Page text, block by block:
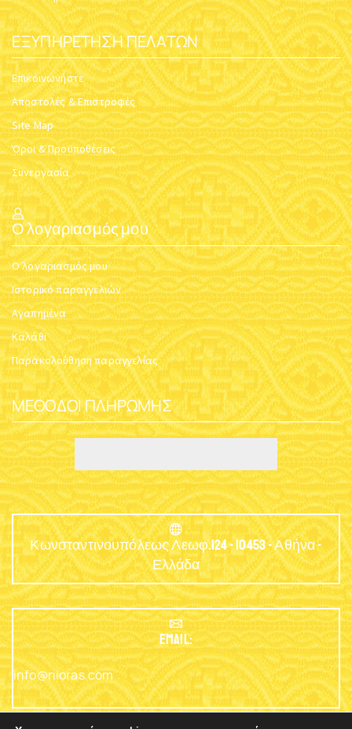
ΕΞΥΠΗΡΈΤΗΣΗ ΠΕΛΑΤΏΝ
Επικοινωνήστε
Αποστολές & Επιστροφές
Site Map
Όροι & Προϋποθέσεις
Συνεργασία
Ο λογαριασμός μου
Ο λογαριασμός μου
Ιστορικό παραγγελιών
Αγαπημένα
Καλάθι
Παρακολούθηση παραγγελίας
ΜΈΘΟΔΟΙ ΠΛΗΡΩΜΉΣ
Κωνσταντινουπόλεως Λεωφ.124 - 10453 - Αθήνα -
Ελλάδα
EMAIL:
info@nioras.com